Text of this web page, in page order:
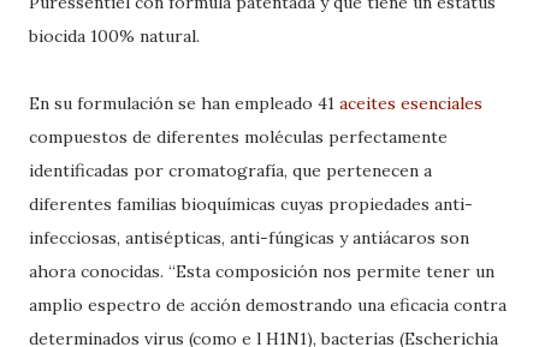
biocida 100% natural.
En su formulación se han empleado 41 aceites esenciales
compuestos de diferentes moléculas perfectamente
identificadas por cromatografía, que pertenecen a
diferentes familias bioquímicas cuyas propiedades anti-
infecciosas, antisépticas, anti-fúngicas y antiácaros son
ahora conocidas. “Esta composición nos permite tener un
amplio espectro de acción demostrando una eficacia contra
determinados virus (como e l H1N1), bacterias (Escherichia